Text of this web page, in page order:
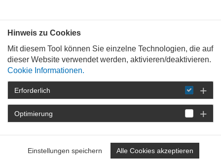
STARTSEITE
DETAIL
Informationen für Mitglieder
Hinweis zu Cookies
Mit diesem Tool können Sie einzelne Technologien, die auf
dieser Website verwendet werden, aktivieren/deaktivieren.
Cookie Informationen.
Erforderlich
Optimierung
Einstellungen speichern Alle Cookies akzeptieren